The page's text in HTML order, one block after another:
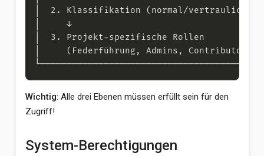
Wichtig: Alle drei Ebenen müssen erfüllt sein für den
Zugriff!
System-Berechtigungen